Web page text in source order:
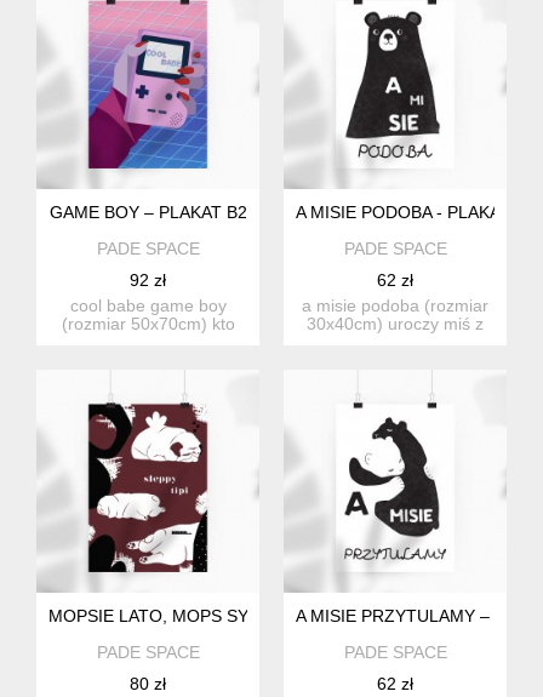
GAME BOY – PLAKAT B2
PADE SPACE
92 zł
cool babe game boy
(rozmiar 50x70cm) kto
A MISIE PODOBA - PLAKAT
PADE SPACE
62 zł
a misie podoba (rozmiar
30x40cm) uroczy miś z
MOPSIE LATO, MOPS SYPIALNIANY – PLAKAT (40X50)
PADE SPACE
80 zł
A MISIE PRZYTULAMY –
PADE SPACE
62 zł